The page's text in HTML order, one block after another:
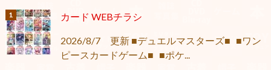
カード WEBチラシ
2026/8/7 更新 ■デュエルマスターズ■ ■ワン
ピースカードゲーム■ ■ポケ...